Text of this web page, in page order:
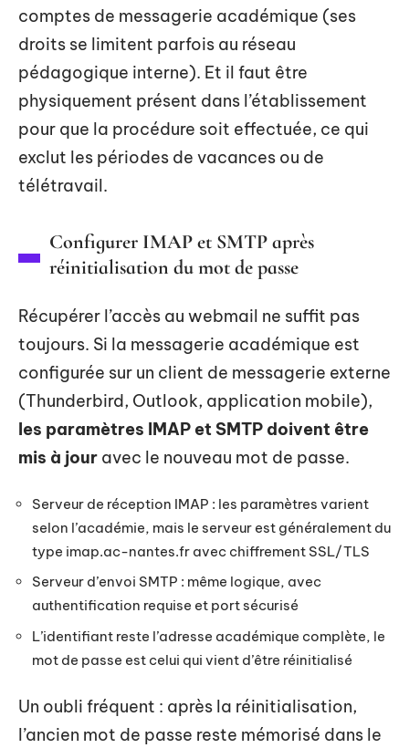
comptes de messagerie académique (ses
droits se limitent parfois au réseau
pédagogique interne). Et il faut être
physiquement présent dans l’établissement
pour que la procédure soit effectuée, ce qui
exclut les périodes de vacances ou de
télétravail.
Configurer IMAP et SMTP après
réinitialisation du mot de passe
Récupérer l’accès au webmail ne suffit pas
toujours. Si la messagerie académique est
configurée sur un client de messagerie externe
(Thunderbird, Outlook, application mobile),
les paramètres IMAP et SMTP doivent être
mis à jour avec le nouveau mot de passe.
Serveur de réception IMAP : les paramètres varient
selon l’académie, mais le serveur est généralement du
type imap.ac-nantes.fr avec chiffrement SSL/TLS
Serveur d’envoi SMTP : même logique, avec
authentification requise et port sécurisé
L’identifiant reste l’adresse académique complète, le
mot de passe est celui qui vient d’être réinitialisé
Un oubli fréquent : après la réinitialisation,
l’ancien mot de passe reste mémorisé dans le